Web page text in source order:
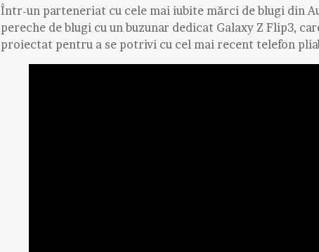
Într-un parteneriat cu cele mai iubite mărci de blugi din
pereche de blugi cu un buzunar dedicat Galaxy Z Flip3,
proiectat pentru a se potrivi cu cel mai recent telefon